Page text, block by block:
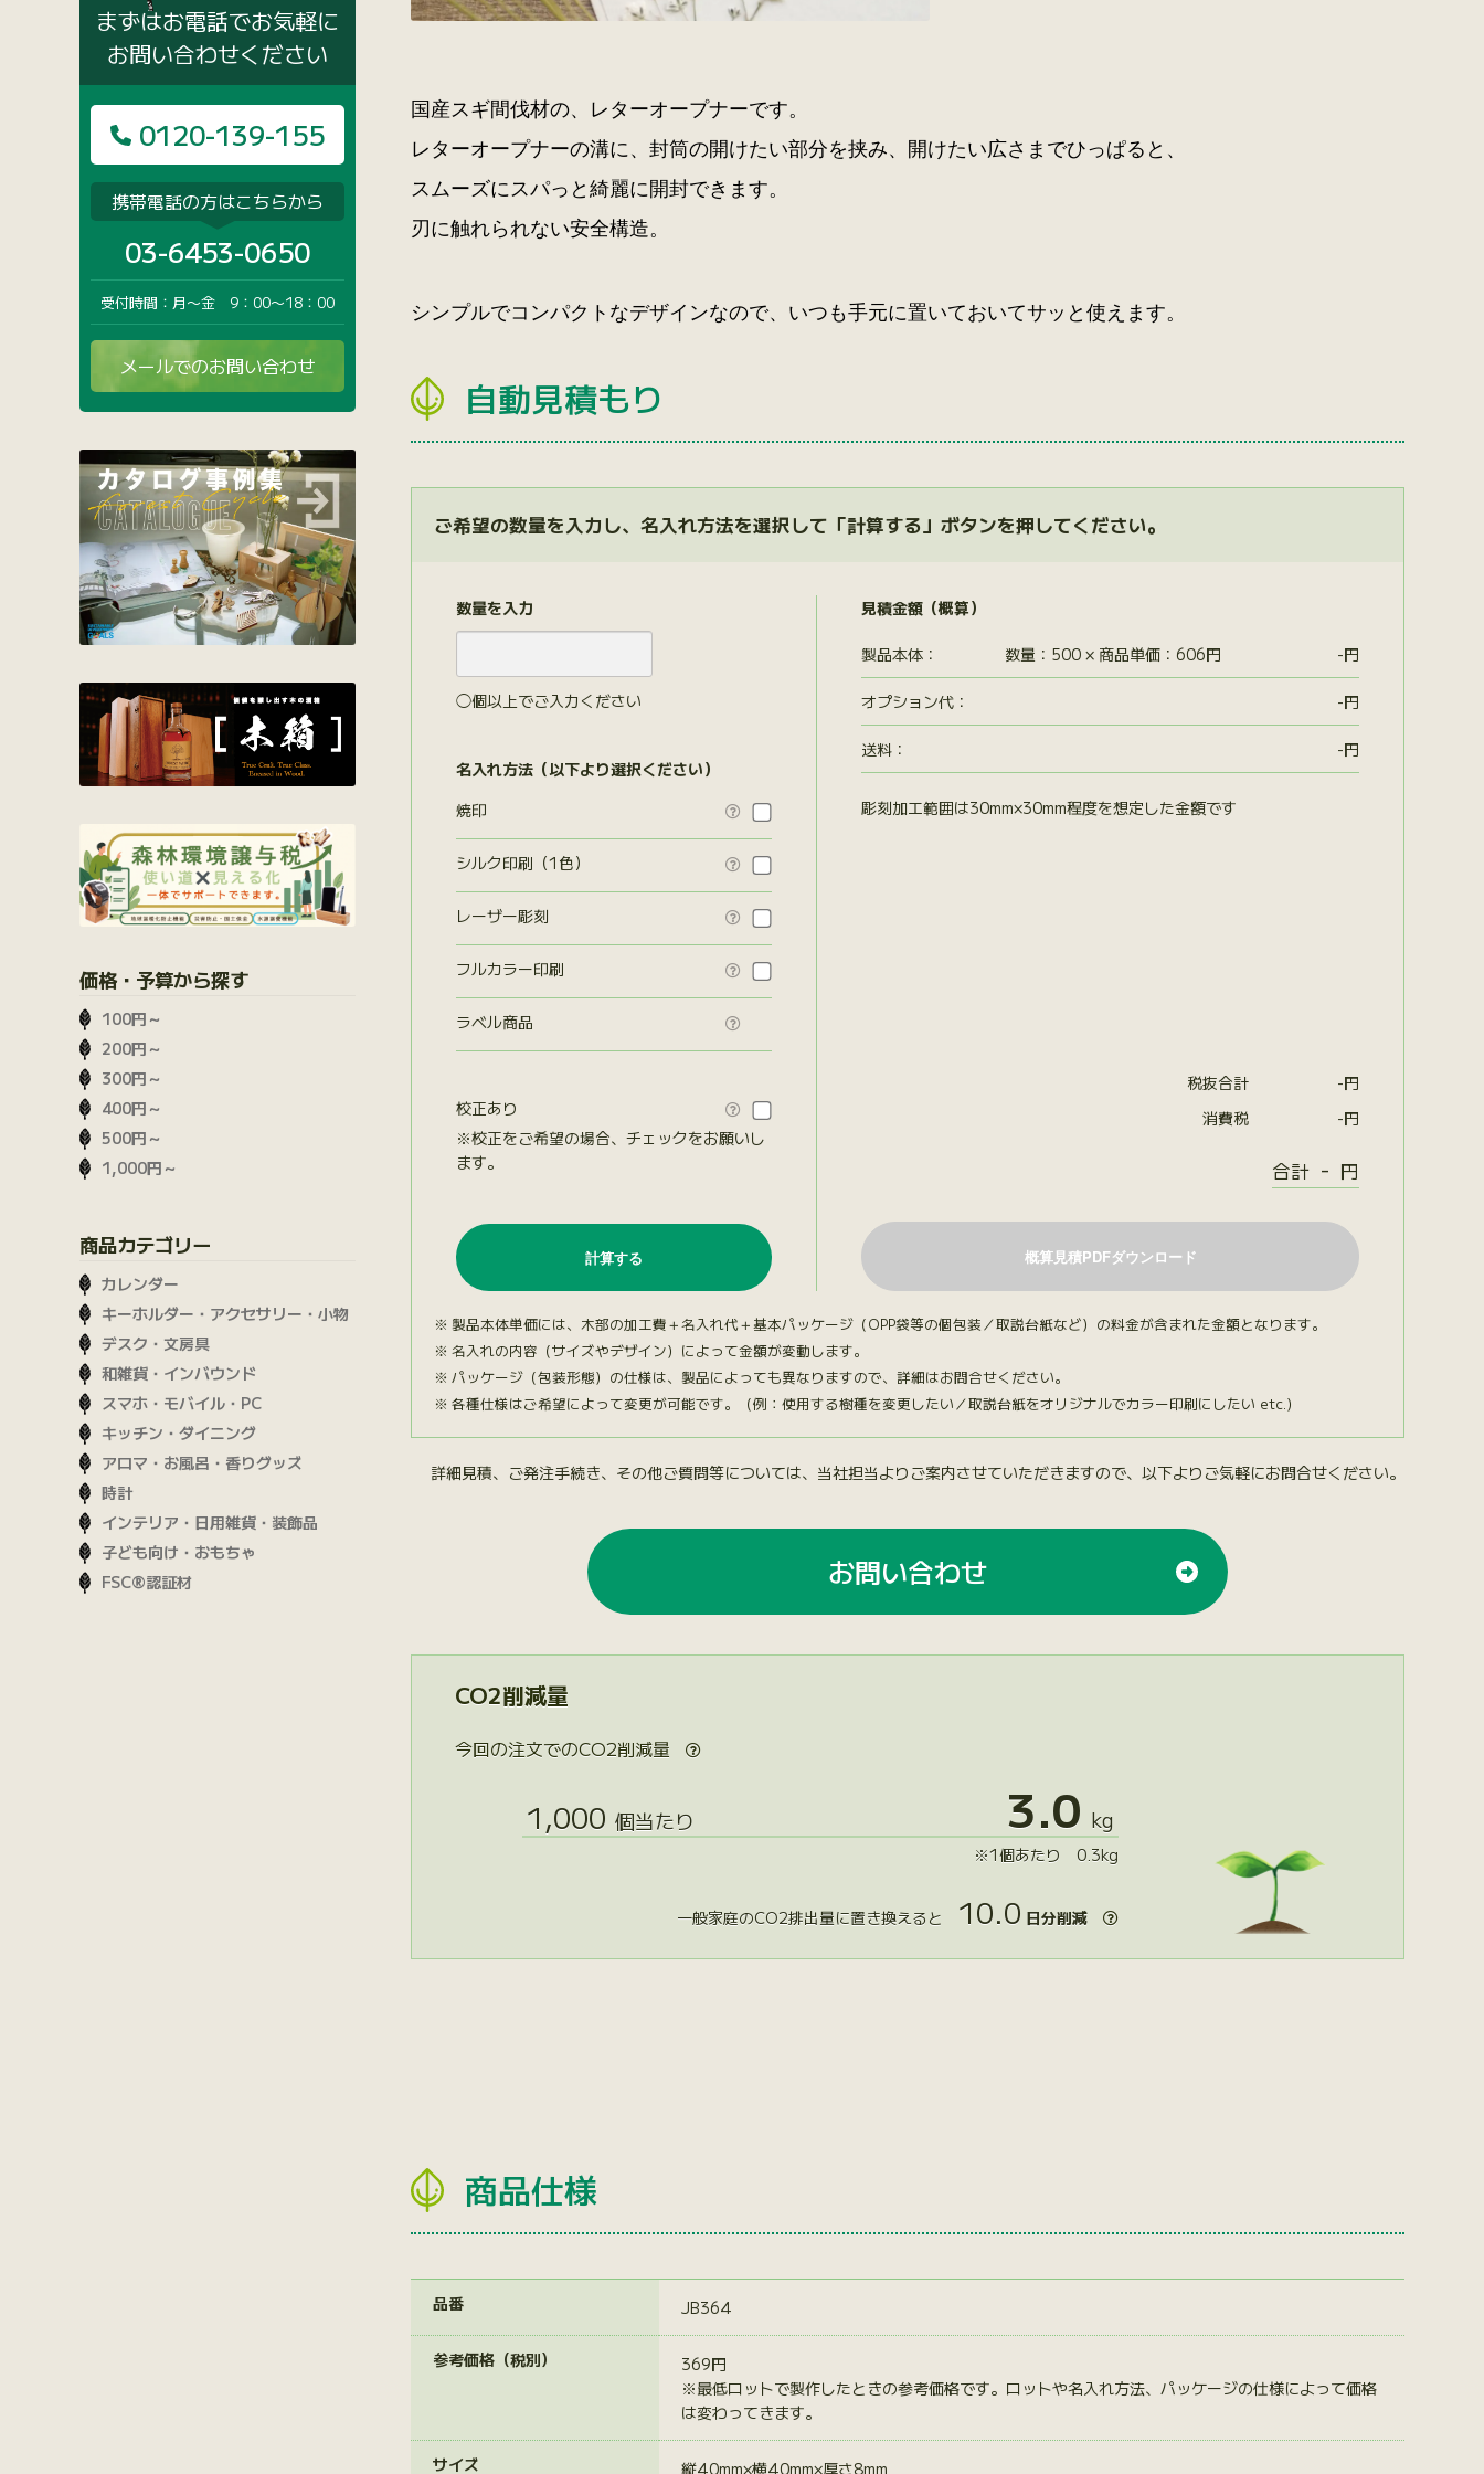
国産スギ間伐材の、レターオープナーです。
レターオープナーの溝に、封筒の開けたい部分を挟み、開けたい広さまでひっぱると、
スムーズにスパっと綺麗に開封できます。
刃に触れられない安全構造。
シンプルでコンパクトなデザインなので、いつも手元に置いておいてサッと使えます。
自動見積もり
ご希望の数量を入力し、名入れ方法を選択して「計算する」ボタンを押してください。
数量を入力
◯個以上でご入力ください
名入れ方法（以下より選択ください）
焼印

シルク印刷（1色） 
レーザー彫刻 
フルカラー印刷 
ラベル商品 
校正あり 
※校正をご希望の場合、チェックをお願いし
ます。
見積金額（概算）
製品本体： 数量：500 × 商品単価：606円 -円
オプション代 ： -円
送料： -円
彫刻加工範囲は30mm×30mm程度を想定した金額です
税抜合計 -円
消費税
-円
合計 - 円
製品本体単価には、木部の加工費＋名入れ代＋基本パッケージ（OPP袋等の個包装／取説台紙など）の料金が含まれた金額となります。
名入れの内容（サイズやデザイン）によって金額が変動します。
パッケージ（包装形態）の仕様は、製品によっても異なりますので、詳細はお問合せください。
各種仕様はご希望によって変更が可能です。（例：使用する樹種を変更したい／取説台紙をオリジナルでカラー印刷にしたい etc.）
詳細見積、ご発注手続き、その他ご質問等については、当社担当よりご案内させていただきますので、以下よりご気軽にお問合せください。
お問い合わせ
CO2削減量
今回の注文でのCO2削減量 
1,000 個当たり 3.0 kg
※1個あたり 0.3kg
一般家庭のCO2排出量に置き換えると 10.0 日分削減 
商品仕様
品番 JB364
参考価格（税別）
369円
※最低ロットで製作したときの参考価格です。ロットや名入れ方法、パッケージの仕様によって価格
は変わってきます。
サイズ 縦40mm×横40mm×厚さ8mm
まずはお電話でお気軽に
お問い合わせください
0120-139-155
携帯電話の方はこちらから
03-6453-0650
受付時間：月〜金 9：00〜18：00
メールでのお問い合わせ
価格・予算から探す
100円～
200円～
300円～
400円～
500円～
1,000円～
商品カテゴリー
カレンダー
キーホルダー・アクセサリー・小物
デスク・文房具
和雑貨・インバウンド
スマホ・モバイル・PC
キッチン・ダイニング
アロマ・お風呂・香りグッズ
時計
インテリア・日用雑貨・装飾品
子ども向け・おもちゃ
FSC®認証材